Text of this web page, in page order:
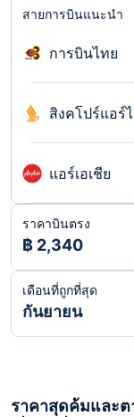
สายการบินแนะนำ
การบินไทย
สิงคโปร์แอร์
แอร์เอเชีย
ราคาบินตรง
฿ 2,340
เดือนที่ถูกที่สุด
กันยายน
ราคาสุดค้มและต